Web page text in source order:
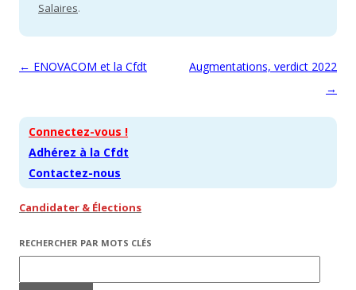
Salaires.
Navigation des articles
← ENOVACOM et la Cfdt
Augmentations, verdict 2022
→
Connectez-vous !
Adhérez à la Cfdt
Contactez-nous
Candidater & Élections
RECHERCHER PAR MOTS CLÉS